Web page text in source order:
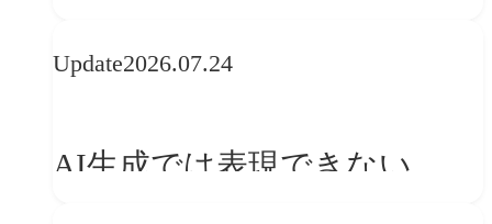
──「優れたブランド体験」
か
Update2026.07.24
AI生成では表現できない